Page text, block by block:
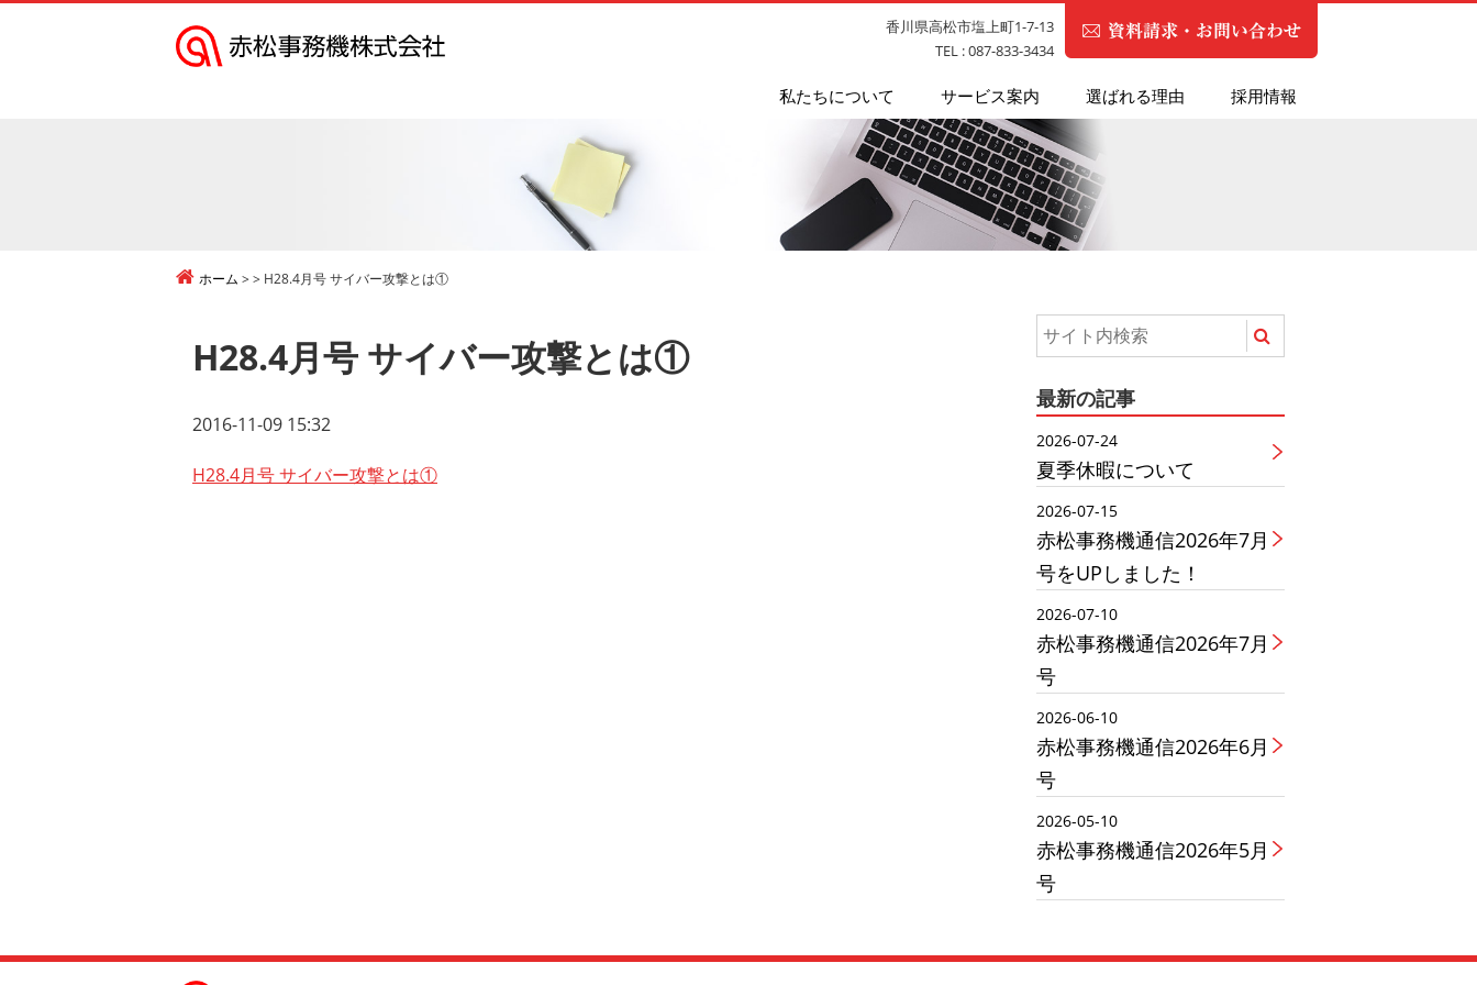
会
私たちについて サービス案内 選ばれる理由 採用情報
香川県高松市塩上町1-7-13
TEL : 087-833-3434
ホーム H28.4月号 サイバー攻撃とは①
H28.4月号 サイバー攻撃とは①
2016-11-09 15:32
H28.4月号 サイバー攻撃とは①
最新の記事
2026-07-24
夏季休暇について
2026-07-15
赤松事務機通信2026年7月
号をUPしました！
2026-07-10
赤松事務機通信2026年7月
号
2026-06-10
赤松事務機通信2026年6月
号
2026-05-10
赤松事務機通信2026年5月
号